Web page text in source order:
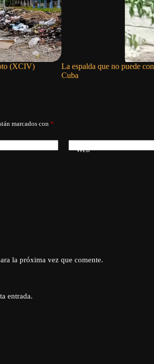
(XCIV)
La espalda que no puede
Cuba
marcados con *
Web
la próxima vez que comente.
entrada.